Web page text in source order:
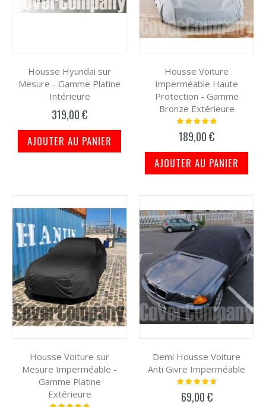
Housse Hyundai sur
Mesure - Gamme Platine
Intérieure
319,00 €
AJOUTER AU PANIER
Housse Voiture
Imperméable Haute
Protection - Gamme
Bronze Extérieure
Notation:
189,00 €
AJOUTER AU PANIER
Housse Voiture sur
Mesure Imperméable -
Gamme Platine
Extérieure
Notation:
Demi Housse Voiture
Anti Givre Imperméable
Notation:
69,00 €